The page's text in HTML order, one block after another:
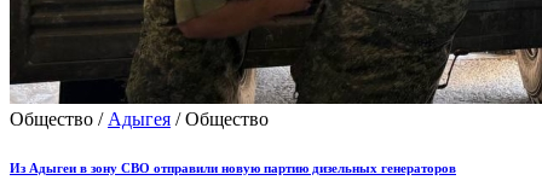
Общество / Адыгея / Общество
Из Адыгеи в зону СВО отправили новую партию дизельных генераторов